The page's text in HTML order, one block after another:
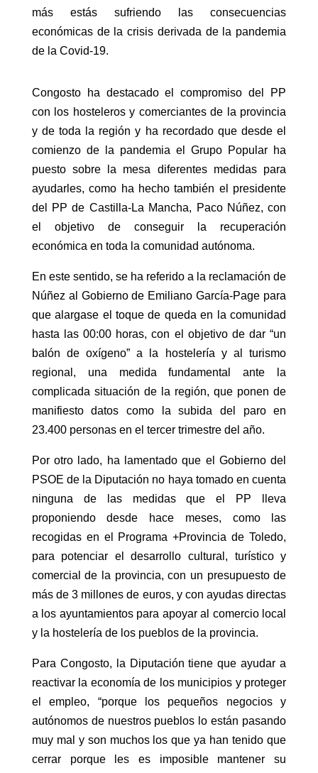
más estás sufriendo las consecuencias
económicas de la crisis derivada de la pandemia
de la Covid-19.
Congosto ha destacado el compromiso del PP
con los hosteleros y comerciantes de la provincia
y de toda la región y ha recordado que desde el
comienzo de la pandemia el Grupo Popular ha
puesto sobre la mesa diferentes medidas para
ayudarles, como ha hecho también el presidente
del PP de Castilla-La Mancha, Paco Núñez, con
el objetivo de conseguir la recuperación
económica en toda la comunidad autónoma.
En este sentido, se ha referido a la reclamación de
Núñez al Gobierno de Emiliano García-Page para
que alargase el toque de queda en la comunidad
hasta las 00:00 horas, con el objetivo de dar “un
balón de oxígeno” a la hostelería y al turismo
regional, una medida fundamental ante la
complicada situación de la región, que ponen de
manifiesto datos como la subida del paro en
23.400 personas en el tercer trimestre del año.
Por otro lado, ha lamentado que el Gobierno del
PSOE de la Diputación no haya tomado en cuenta
ninguna de las medidas que el PP lleva
proponiendo desde hace meses, como las
recogidas en el Programa +Provincia de Toledo,
para potenciar el desarrollo cultural, turístico y
comercial de la provincia, con un presupuesto de
más de 3 millones de euros, y con ayudas directas
a los ayuntamientos para apoyar al comercio local
y la hostelería de los pueblos de la provincia.
Para Congosto, la Diputación tiene que ayudar a
reactivar la economía de los municipios y proteger
el empleo, “porque los pequeños negocios y
autónomos de nuestros pueblos lo están pasando
muy mal y son muchos los que ya han tenido que
cerrar porque les es imposible mantener su